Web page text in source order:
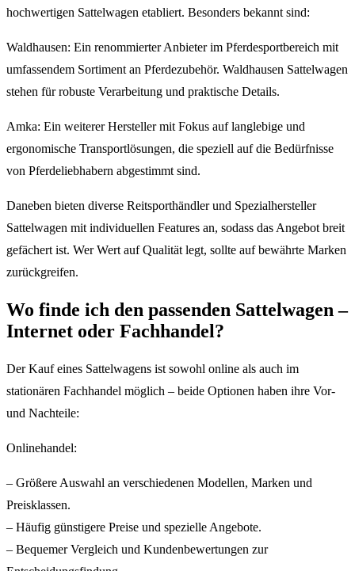
hochwertigen Sattelwagen etabliert. Besonders bekannt sind:
Waldhausen: Ein renommierter Anbieter im Pferdesportbereich mit
umfassendem Sortiment an Pferdezubehör. Waldhausen Sattelwagen
stehen für robuste Verarbeitung und praktische Details.
Amka: Ein weiterer Hersteller mit Fokus auf langlebige und
ergonomische Transportlösungen, die speziell auf die Bedürfnisse
von Pferdeliebhabern abgestimmt sind.
Daneben bieten diverse Reitsporthändler und Spezialhersteller
Sattelwagen mit individuellen Features an, sodass das Angebot breit
gefächert ist. Wer Wert auf Qualität legt, sollte auf bewährte Marken
zurückgreifen.
Wo finde ich den passenden Sattelwagen –
Internet oder Fachhandel?
Der Kauf eines Sattelwagens ist sowohl online als auch im
stationären Fachhandel möglich – beide Optionen haben ihre Vor-
und Nachteile:
Onlinehandel:
– Größere Auswahl an verschiedenen Modellen, Marken und
Preisklassen.
– Häufig günstigere Preise und spezielle Angebote.
– Bequemer Vergleich und Kundenbewertungen zur